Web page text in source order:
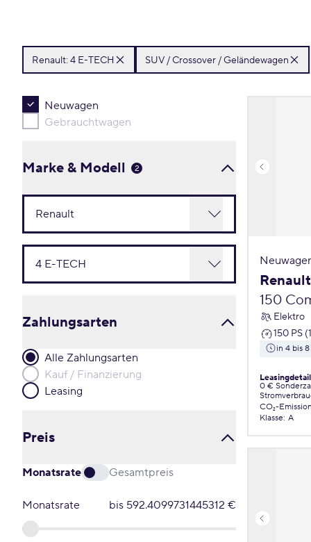
Renault: 4 E-TECH SUV / Crossover / Geländewagen
Neuwagen
Gebrauchtwagen
Marke & Modell 2
Zahlungsarten
Alle Zahlungsarten
Kauf / Finanzierung
Leasing
Preis
Monatsrate Gesamtpreis
Monatsrate bis 592.4099731445312 €
150
Elektro
150 PS
in 4 bis
0 €
CO₂-
Klasse: A